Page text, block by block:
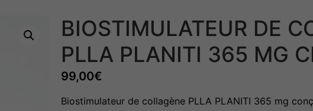
BIOSTIMULATEUR DE
PLLA PLANITI 365 MG
99,00€
Biostimulateur de collagène PLLA PLANITI 365 mg